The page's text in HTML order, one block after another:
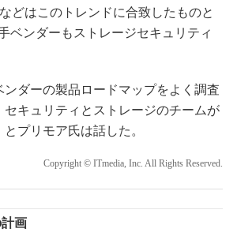
どはこのトレンドに合致したものと
ベンダーもストレージセキュリティ
ダーの製品ロードマップをよく調査
キュリティとストレージのチームが
プリモア氏は話した。
Copyright © ITmedia, Inc. All Rights Reserved.
画